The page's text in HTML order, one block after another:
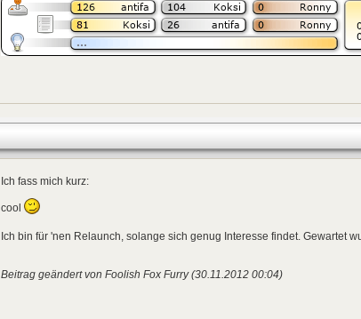
Ich fass mich kurz:
cool
Ich bin für 'nen Relaunch, solange sich genug Interesse findet. Gewartet
Beitrag geändert von Foolish Fox Furry (30.11.2012 00:04)